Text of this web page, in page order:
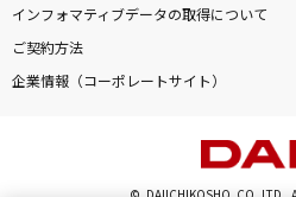
インフォマティブデータの取得について
ご契約方法
企業情報（コーポレートサイト）
© DAIICHIKOSHO CO.,LTD.